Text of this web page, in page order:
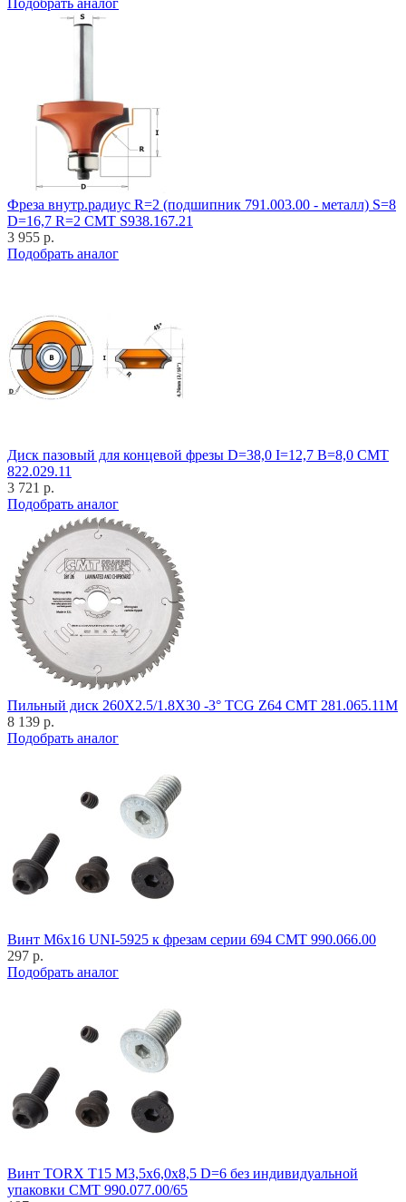
Подобрать аналог
Фреза внутр.радиус R=2 (подшипник 791.003.00 - металл) S=8
D=16,7 R=2 CMT S938.167.21
3 955 р.
Подобрать аналог
Диск пазовый для концевой фрезы D=38,0 I=12,7 B=8,0 CMT
822.029.11
3 721 р.
Подобрать аналог
Пильный диск 260X2.5/1.8X30 -3° TCG Z64 CMT 281.065.11M
8 139 р.
Подобрать аналог
Винт M6x16 UNI-5925 к фрезам серии 694 CMT 990.066.00
297 р.
Подобрать аналог
Винт TORX T15 M3,5x6,0x8,5 D=6 без индивидуальной
упаковки CMT 990.077.00/65